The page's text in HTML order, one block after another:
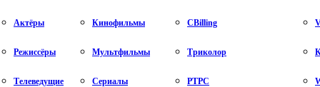
Актёры
Режиссёры
Телеведущие
Кинофильмы
Мультфильмы
Сериалы
CBilling
Триколор
РТРС